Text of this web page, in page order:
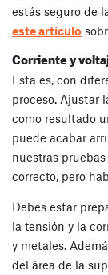
estás seguro de
este artículo
Corriente y
Esta es, con
proceso. Ajustar
como resultado
puede acabar
nuestras
correcto, pero
Debes estar
la tensión y la
y metales.
del área de la